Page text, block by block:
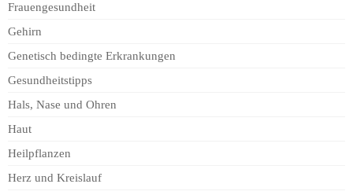
Frauengesundheit
Gehirn
Genetisch bedingte Erkrankungen
Gesundheitstipps
Hals, Nase und Ohren
Haut
Heilpflanzen
Herz und Kreislauf